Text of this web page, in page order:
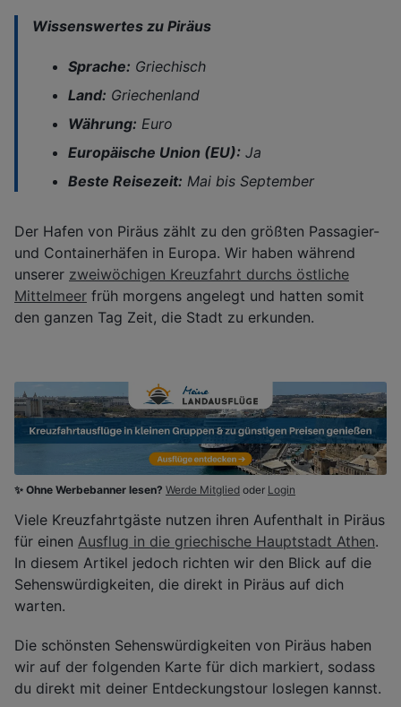
Wissenswertes zu Piräus
Sprache: Griechisch
Land: Griechenland
Währung: Euro
Europäische Union (EU): Ja
Beste Reisezeit: Mai bis September
Der Hafen von Piräus zählt zu den größten Passagier-
und Containerhäfen in Europa. Wir haben während
unserer zweiwöchigen Kreuzfahrt durchs östliche
Mittelmeer früh morgens angelegt und hatten somit
den ganzen Tag Zeit, die Stadt zu erkunden.
✨ Ohne Werbebanner lesen? Werde Mitglied oder Login
Viele Kreuzfahrtgäste nutzen ihren Aufenthalt in Piräus
für einen Ausflug in die griechische Hauptstadt Athen.
In diesem Artikel jedoch richten wir den Blick auf die
Sehenswürdigkeiten, die direkt in Piräus auf dich
warten.
Die schönsten Sehenswürdigkeiten von Piräus haben
wir auf der folgenden Karte für dich markiert, sodass
du direkt mit deiner Entdeckungstour loslegen kannst.